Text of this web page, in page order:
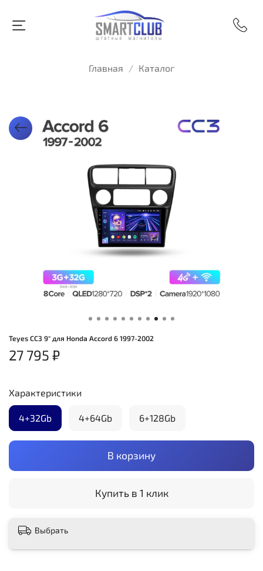
Главная Каталог
Teyes CC3 9" для Honda Accord 6 1997-2002
27 795 ₽
В корзину
Купить в 1 клик
Характеристики
4+32Gb 4+64Gb 6+128Gb
Выбрать